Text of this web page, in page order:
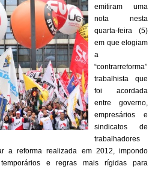
emitiram uma
nota nesta
quarta-feira (5)
em que elogiam
a
“contrarreforma”
trabalhista que
foi acordada
entre governo,
empresários e
sindicatos de
trabalhadores
a reforma realizada em 2012, impondo
e regras mais rígidas para